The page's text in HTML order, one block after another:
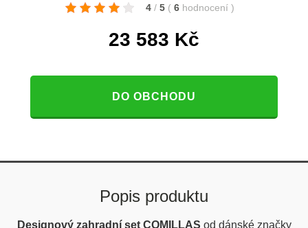
4 / 5 ( 6 hodnocení )
23 583 Kč
DO OBCHODU
Popis produktu
Designový zahradní set COMILLAS od dánské značky